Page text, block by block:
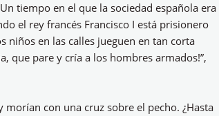
tiempo en el que la sociedad española era
el rey francés Francisco I está prisionero
niños en las calles jueguen en tan corta
que pare y cría a los hombres armados!”,
con una cruz sobre el pecho. ¿Hasta